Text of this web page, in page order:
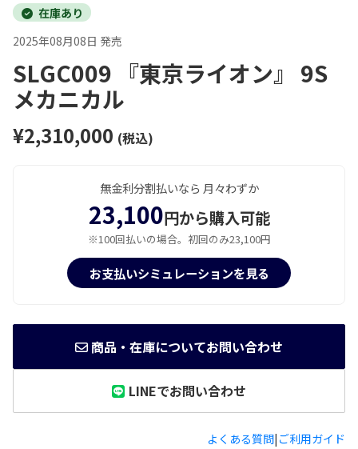
在庫あり
2025年08月08日 発売
SLGC009 『東京ライオン』 9S
メカニカル
¥2,310,000 (税込)
無金利分割払いなら 月々わずか
23,100円から購入可能
※100回払いの場合。初回のみ23,100円
お支払いシミュレーションを見る
商品・在庫についてお問い合わせ
LINEでお問い合わせ
よくある質問| ご利用ガイド